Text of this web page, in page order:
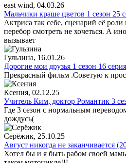
east wind, 04.03.26
Мальчики краше цветов 1 сезон 25
Актриса так себе, сценарий её
перебор смотреть не хочеться. А
вызывает
Гульзина, 16.01.26
Дорогие мои друзья 1 сезон 16 серия
Прекрасный фильм .Советую к
Ксения, 02.12.25
Учитель Ким, доктор Романтик 3
Где 3 сезон с нормальным
дождусь(
Серёжик, 25.10.25
Август никогда не заканчивается
Хотел бы и я быть рабом своей